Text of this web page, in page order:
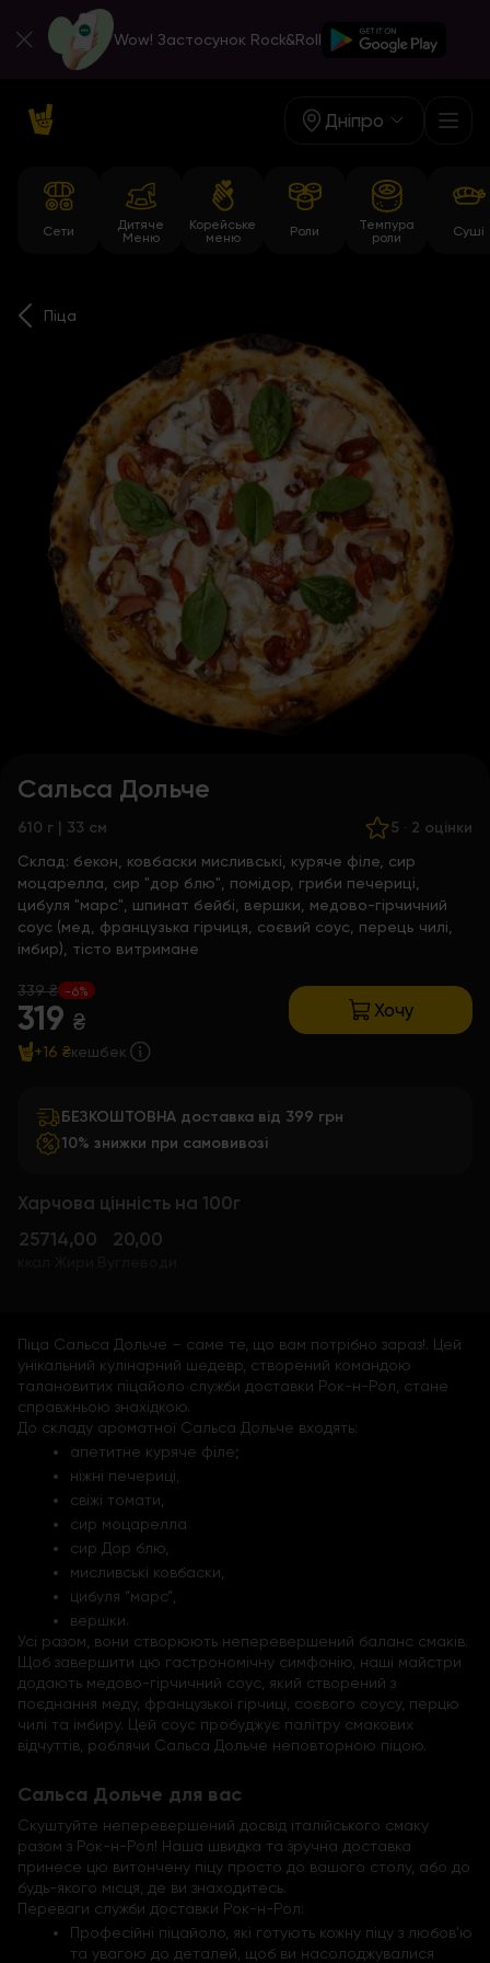
Wow! Застосунок Rock&Roll
Дніпро
Сети
Дитяче
Меню
Корейське
меню
Роли
Темпура
роли
Суші
Піца
Сальса Дольче
610 г | 33 см 5 · 2 оцінки
Склад: бекон, ковбаски мисливські, куряче філе, сир
моцарелла, сир "дор блю", помідор, гриби печериці,
цибуля "марс", шпинат бейбі, вершки, медово-гірчичний
соус (мед, французька гірчиця, соєвий соус, перець чилі,
імбир), тісто витримане
339 ₴ -6%
319 ₴ Хочу
+16 ₴кешбек
БЕЗКОШТОВНА доставка від 399 грн
10% знижки при самовивозі
Харчова цінність на 100г
25714,00 20,00
Піца Сальса Дольче – саме те, що вам потрібно зараз!. Цей
унікальний кулінарний шедевр, створений командою
талановитих піцайоло служби доставки Рок-н-Рол, стане
справжньою знахідкою.
До складу ароматної Сальса Дольче входять:
апетитне куряче філе;
ніжні печериці,
свіжі томати,
сир моцарелла
сир Дор блю,
мисливські ковбаски,
цибуля “марс”,
вершки.
Усі разом, вони створюють неперевершений баланс смаків.
Щоб завершити цю гастрономічну симфонію, наші майстри
додають медово-гірчичний соус, який створений з
поєднання меду, французької гірчиці, соєвого соусу, перцю
чилі та імбиру. Цей соус пробуджує палітру смакових
відчуттів, роблячи Сальса Дольче неповторною піцою.
Сальса Дольче для вас
Скуштуйте неперевершений досвід італійського смаку
разом з Рок-н-Рол! Наша швидка та зручна доставка
принесе цю витончену піцу просто до вашого столу, або до
будь-якого місця, де ви знаходитесь.
Переваги служби доставки Рок-н-Рол:
Професійні піцайоло, які готують кожну піцу з любов'ю
та увагою до деталей, щоб ви насолоджувалися